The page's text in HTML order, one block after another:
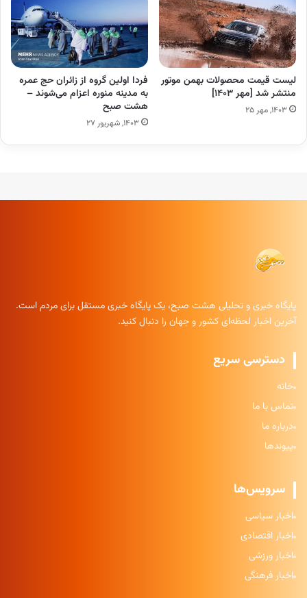
لیست قیمت محصولات بهمن موتور
منتشر شد [مهر ۱۴۰۳]
۱۴۰۳, مهر ۲۵
فردا اولین گروه از زائران حج عمره
به مدینه منوره اعزام می‌شوند –
هشت صبح
۱۴۰۳, شهریور ۲۷
پایگاه خبری و تحلیلی هشت صبح، یک پایگاه خبری مستقل برای مردم است.
آخرین اخبار لحظه‌ای کشور و جهان را دنبال کنید.
دسترسی سریع
خانه
تماس با ما
درباره ما
پیوندها
سرویس‌ها
اخبار سیاسی
اخبار اقتصادی
اخبار ورزشی
اخبار فرهنگی